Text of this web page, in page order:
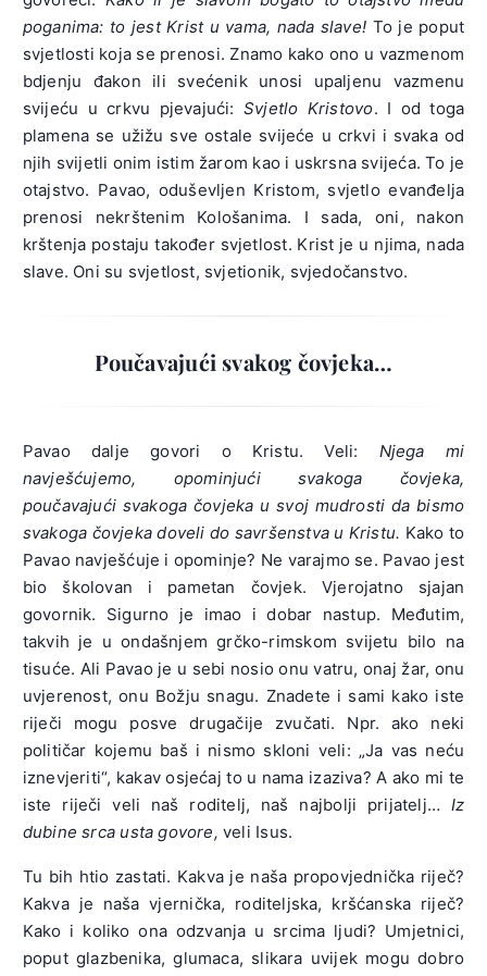
poganima: to jest Krist u vama, nada slave! To je poput
svjetlosti koja se prenosi. Znamo kako ono u vazmenom
bdjenju đakon ili svećenik unosi upaljenu vazmenu
svijeću u crkvu pjevajući: Svjetlo Kristovo. I od toga
plamena se užižu sve ostale svijeće u crkvi i svaka od
njih svijetli onim istim žarom kao i uskrsna svijeća. To je
otajstvo. Pavao, oduševljen Kristom, svjetlo evanđelja
prenosi nekrštenim Kološanima. I sada, oni, nakon
krštenja postaju također svjetlost. Krist je u njima, nada
slave. Oni su svjetlost, svjetionik, svjedočanstvo.
Poučavajući svakog čovjeka…
Pavao dalje govori o Kristu. Veli: Njega mi
navješćujemo, opominjući svakoga čovjeka,
poučavajući svakoga čovjeka u svoj mudrosti da bismo
svakoga čovjeka doveli do savršenstva u Kristu. Kako to
Pavao navješćuje i opominje? Ne varajmo se. Pavao jest
bio školovan i pametan čovjek. Vjerojatno sjajan
govornik. Sigurno je imao i dobar nastup. Međutim,
takvih je u ondašnjem grčko-rimskom svijetu bilo na
tisuće. Ali Pavao je u sebi nosio onu vatru, onaj žar, onu
uvjerenost, onu Božju snagu. Znadete i sami kako iste
riječi mogu posve drugačije zvučati. Npr. ako neki
političar kojemu baš i nismo skloni veli: „Ja vas neću
iznevjeriti“, kakav osjećaj to u nama izaziva? A ako mi te
iste riječi veli naš roditelj, naš najbolji prijatelj… Iz
dubine srca usta govore, veli Isus.
Tu bih htio zastati. Kakva je naša propovjednička riječ?
Kakva je naša vjernička, roditeljska, kršćanska riječ?
Kako i koliko ona odzvanja u srcima ljudi? Umjetnici,
poput glazbenika, glumaca, slikara uvijek mogu dobro